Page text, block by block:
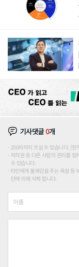
기사댓글0개
200자까지 쓰실 수 있습니다. (
저작권 등 다른 사람의 권리를
수 있습니다.
타인에게 불쾌감을 주는 욕설 등
단에 의해 삭제 합니다.